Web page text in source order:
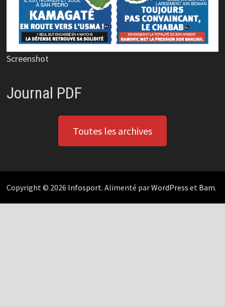
Screenshot
Journal PDF
Toutes les archives
Copyright © 2026 Infosport. Alimenté parWordPress et Bam.